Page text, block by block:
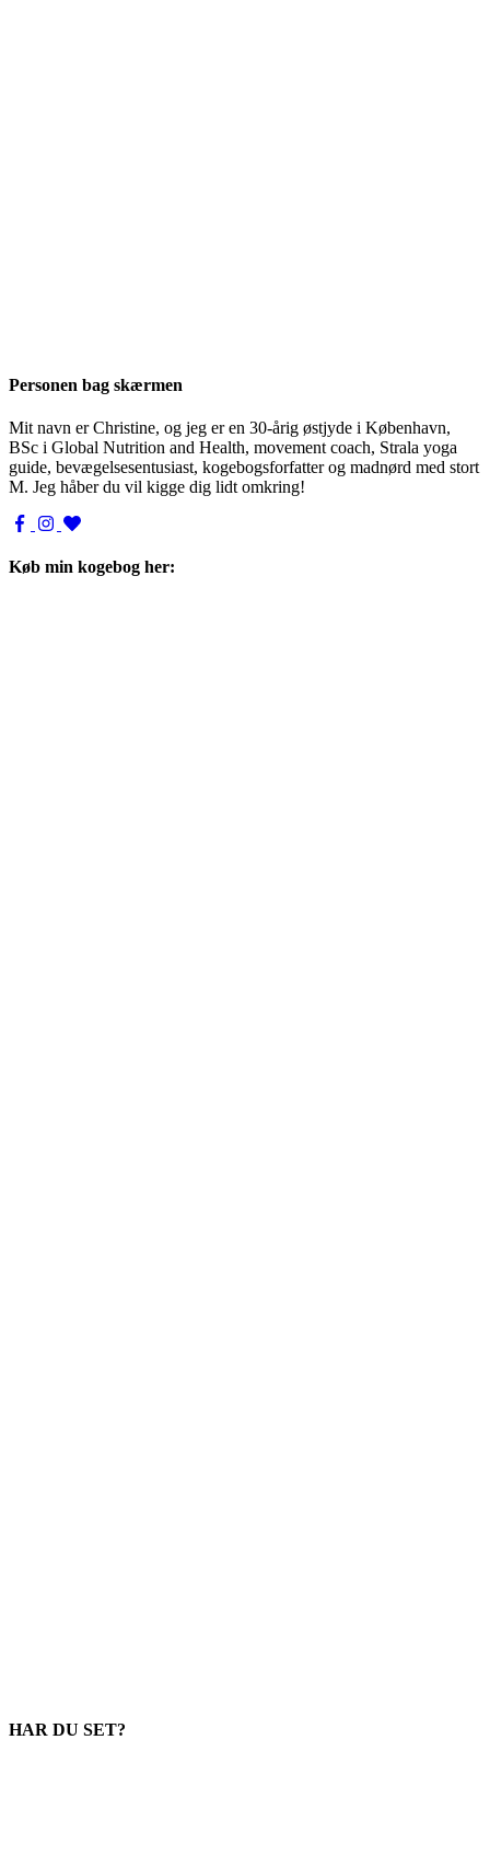
Personen bag skærmen
Mit navn er Christine, og jeg er en 30-årig østjyde i København,
BSc i Global Nutrition and Health, movement coach, Strala yoga
guide, bevægelsesentusiast, kogebogsforfatter og madnørd med stort
M. Jeg håber du vil kigge dig lidt omkring!
Køb min kogebog her:
HAR DU SET?